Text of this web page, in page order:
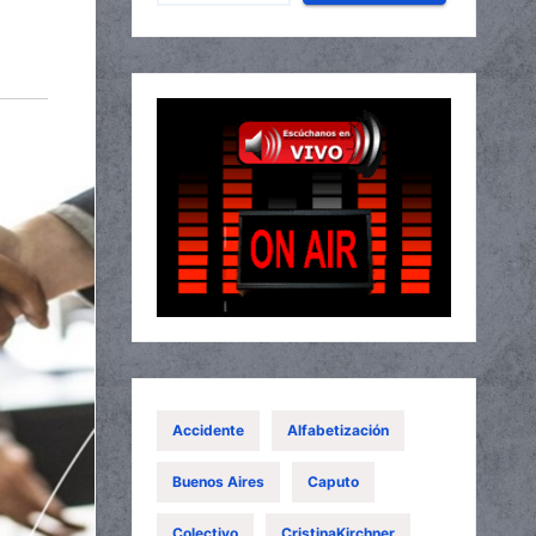
Accidente Alfabetización
Buenos Aires Caputo